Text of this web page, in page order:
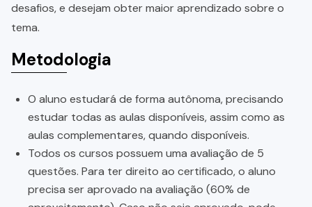
desafios, e desejam obter maior aprendizado sobre o
tema.
Metodologia
O aluno estudará de forma autônoma, precisando
estudar todas as aulas disponíveis, assim como as
aulas complementares, quando disponíveis.
Todos os cursos possuem uma avaliação de 5
questões. Para ter direito ao certificado, o aluno
precisa ser aprovado na avaliação (60% de